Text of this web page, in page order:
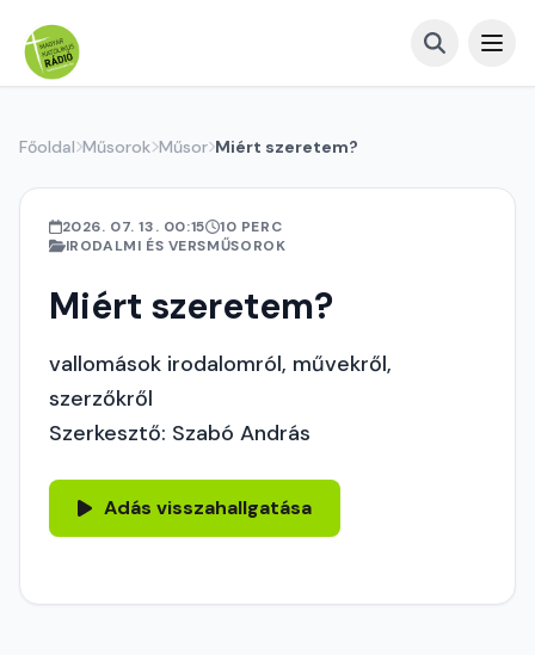
Főoldal Műsorok Műsor Miért szeretem?
2026. 07. 13. 00:15
10 PERC
IRODALMI ÉS VERSMŰSOROK
Miért szeretem?
vallomások irodalomról, művekről,
szerzőkről
Szerkesztő: Szabó András
Adás visszahallgatása